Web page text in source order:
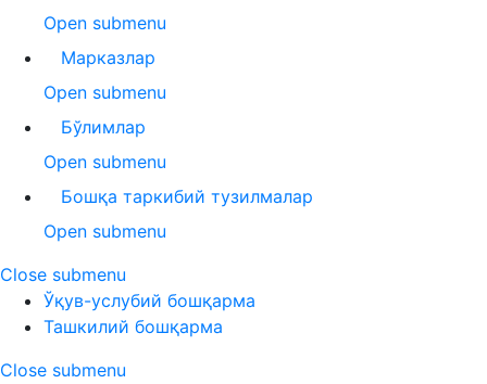
Open submenu
Марказлар
Open submenu
Бўлимлар
Open submenu
Бошқа таркибий тузилмалар
Open submenu
Close submenu
Ўқув-услубий бошқарма
Ташкилий бошқарма
Close submenu